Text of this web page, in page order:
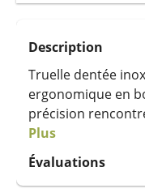
Description
Truelle dentée
ergonomique en
précision
Plus
Évaluations